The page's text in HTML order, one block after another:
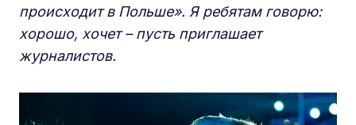
происходит в Польше». Я ребятам говорю:
хорошо, хочет – пусть приглашает
журналистов.